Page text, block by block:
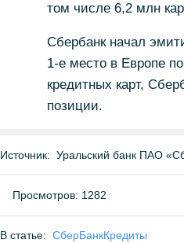
том числе 6,2 млн
Сбербанк начал
1-е место в Европе
кредитных карт,
позиции.
Источник: Уральский банк ПАО
Просмотров: 1282
В статье: СберБанкКредиты